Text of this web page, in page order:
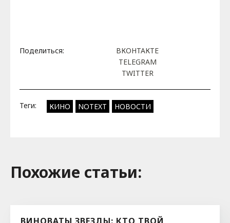
Поделиться:
ВКОНТАКТЕ
TELEGRAM
TWITTER
Теги: КИНО NOTEXT НОВОСТИ
Похожие cтатьи: